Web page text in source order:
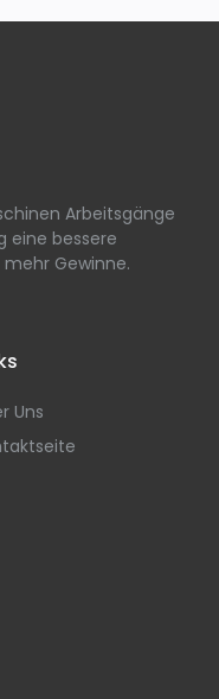
Arbeitsgänge
eine bessere
Gewinne.
Uns